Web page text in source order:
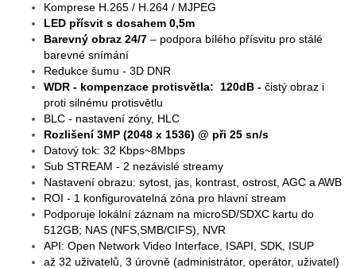
Komprese H.265 / H.264 / MJPEG
LED přísvit s dosahem 0,5m
Barevný obraz 24/7 – podpora bílého přísvitu pro stálé
barevné snímání
Redukce šumu - 3D DNR
WDR - kompenzace protisvětla: 120dB - čistý obraz i
proti silnému protisvětlu
BLC - nastavení zóny, HLC
Rozlišení 3MP (2048 x 1536) @ při 25 sn/s
Datový tok: 32 Kbps~8Mbps
Sub STREAM - 2 nezávislé streamy
Nastavení obrazu: sytost, jas, kontrast, ostrost, AGC a AWB
ROI - 1 konfigurovatelná zóna pro hlavní stream
Podporuje lokální záznam na microSD/SDXC kartu do
512GB; NAS (NFS,SMB/CIFS), NVR
API: Open Network Video Interface, ISAPI, SDK, ISUP
až 32 uživatelů, 3 úrovně (administrátor, operátor, uživatel)